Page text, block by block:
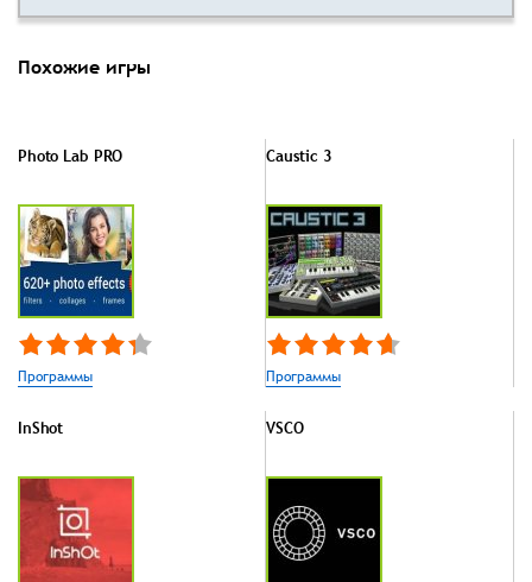
Похожие игры
Photo Lab PRO
Программы
Caustic 3
Программы
InShot VSCO